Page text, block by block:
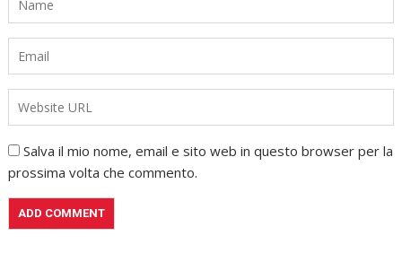
Salva il mio nome, email e sito web in questo browser per la
prossima volta che commento.